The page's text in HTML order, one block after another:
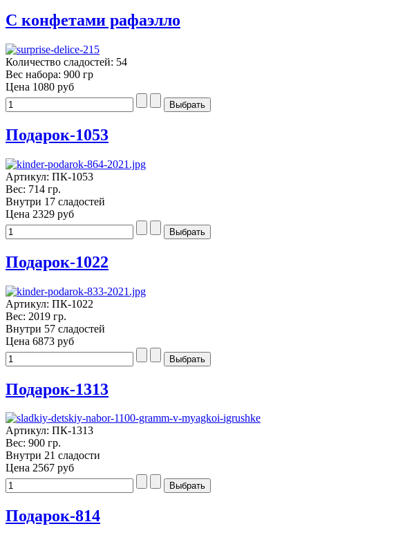
С конфетами рафаэлло
Количество сладостей: 54
Вес набора: 900 гр
Цена 1080 руб
Подарок-1053
Артикул: ПК-1053
Вес: 714 гр.
Внутри 17 сладостей
Цена 2329 руб
Подарок-1022
Артикул: ПК-1022
Вес: 2019 гр.
Внутри 57 сладостей
Цена 6873 руб
Подарок-1313
Артикул: ПК-1313
Вес: 900 гр.
Внутри 21 сладости
Цена 2567 руб
Подарок-814